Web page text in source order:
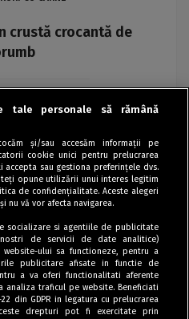
crustă crocantă de
tale personale să rămână
și/sau accesăm informații pe
cookie unici pentru prelucrarea
accepta sau gestiona preferințele dvs.
opune utilizării unui interes legitim
de confidențialitate. Aceste alegeri
nu vă vor afecta navigarea.
socializare si agentiile de publicitate
de servicii de date analitice)
ului sa functioneze, pentru a
publicitare afisate in functie de
a va oferi functionalitati aferente
traficul pe website. Beneficiati
din GDPR in legatura cu prelucrarea
drepturi pot fi exercitate prin